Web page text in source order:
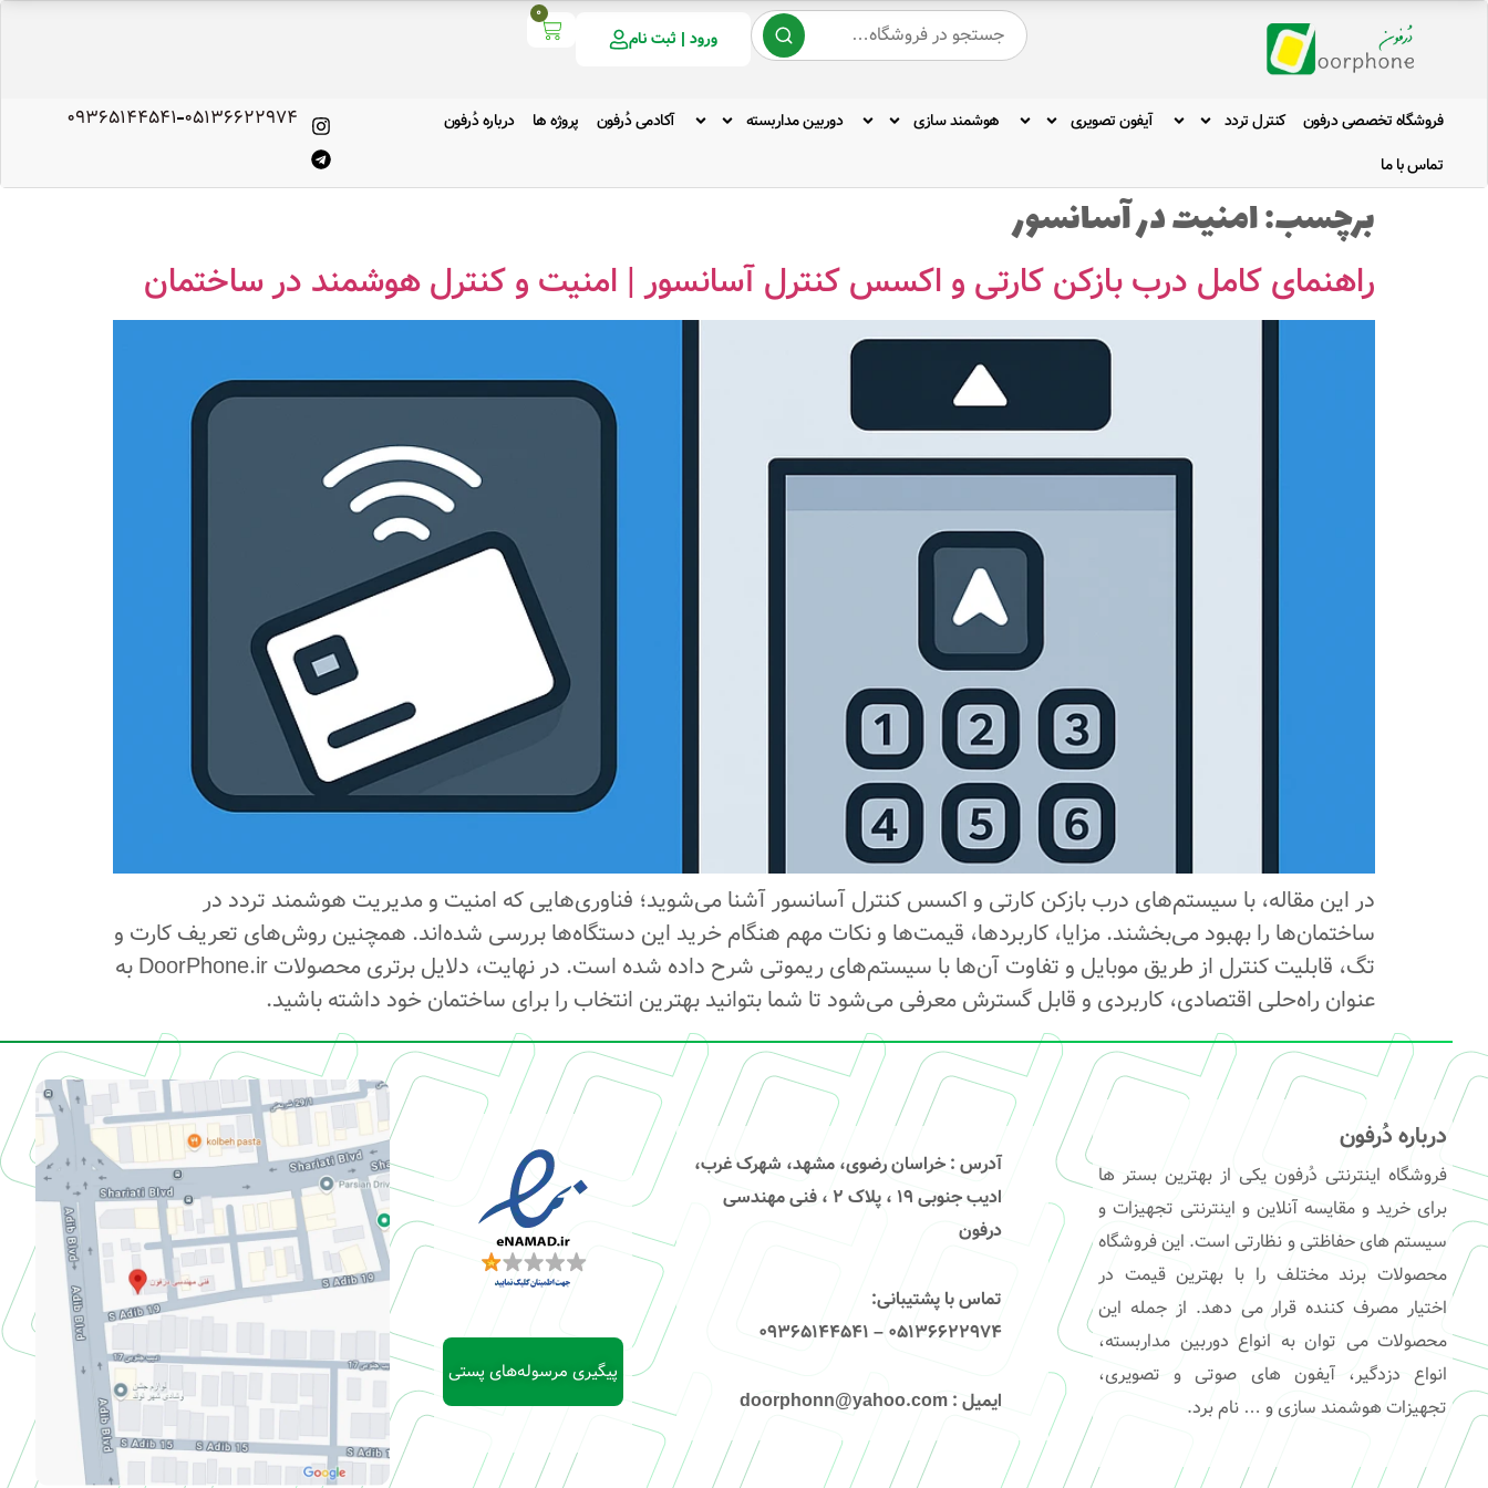
ورود | ثبت نام
0
فروشگاه تخصصی درفون کنترل تردد آیفون تصویری هوشمند سازی دوربین مداربسته آکادمی دُرفون پروژه ها
درباره‌ دُرفون
تماس با ما
۰۵۱۳۶۶۲۲۹۷۴ 09365144541
برچسب:امنیت در آسانسور
راهنمای کامل درب بازکن کارتی و اکسس کنترل آسانسور | امنیت و کنترل هوشمند در ساختمان
در این مقاله، با سیستم‌های درب بازکن کارتی و اکسس کنترل آسانسور آشنا می‌شوید؛ فناوری‌هایی که امنیت و مدیریت هوشمند تردد در
ساختمان‌ها را بهبود می‌بخشند. مزایا، کاربردها، قیمت‌ها و نکات مهم هنگام خرید این دستگاه‌ها بررسی شده‌اند. همچنین روش‌های تعریف کارت و
تگ، قابلیت کنترل از طریق موبایل و تفاوت آن‌ها با سیستم‌های ریموتی شرح داده شده است. در نهایت، دلایل برتری محصولات DoorPhone.ir به
عنوان راه‌حلی اقتصادی، کاربردی و قابل گسترش معرفی می‌شود تا شما بتوانید بهترین انتخاب را برای ساختمان خود داشته باشید.
درباره دُرفون
فروشگاه اینترنتی دُرفون یکی از بهترین بستر ها
برای خرید و مقایسه آنلاین و اینترنتی تجهیزات و
سیستم های حفاظتی و نظارتی است. این فروشگاه
محصولات برند مختلف را با بهترین قیمت در
اختیار مصرف کننده قرار می دهد. از جمله این
محصولات می توان به انواع دوربین مداربسته،
انواع دزدگیر، آیفون های صوتی و تصویری،
تجهیزات هوشمند سازی و … نام برد.
آدرس: خراسان رضوی، مشهد، شهرک غرب،
ادیب جنوبی ۱۹ ، پلاک ۲ ، فنی مهندسی
درفون
تماس با پشتیبانی:
۰۵۱۳۶۶۲۲۹۷۴ – 09365144541
ایمیل : doorphonn@yahoo.com
پیگیری مرسوله‌های پستی